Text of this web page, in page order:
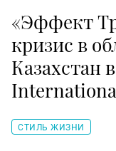
«Эффект
кризис в
Казахстан
СТИЛЬ ЖИЗНИ